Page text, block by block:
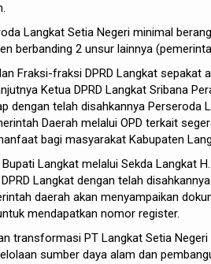
Langkat Setia Negeri minimal
berbanding 2 unsur lainnya
Fraksi-fraksi DPRD Langkat sepakat
Ketua DPRD Langkat Sribana
dengan telah disahkannya Perseroda
Daerah melalui OPD terkait
bagi masyarakat Kabupaten
Langkat melalui Sekda Langkat
Langkat dengan telah
daerah akan menyampaikan
mendapatkan nomor register.
transformasi PT Langkat Setia
sumber daya alam dan